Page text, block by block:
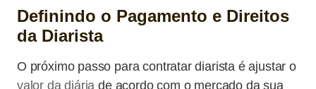
Definindo o Pagamento e Direitos
da Diarista
O próximo passo para contratar diarista é ajustar o
valor da diária de acordo com o mercado da sua